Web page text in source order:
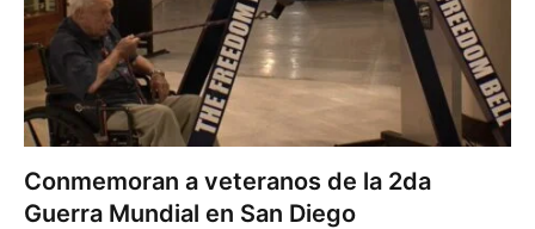
Conmemoran a veteranos de la 2da
Guerra Mundial en San Diego